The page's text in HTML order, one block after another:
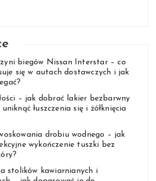
biegów Nissan Interstar – co
się w autach dostawczych i jak
– jak dobrać lakier bezbarwny
łuszczenia się i żółknięcia
drobiu wodnego – jak
wykończenie tuszki bez
stolików kawiarnianych i